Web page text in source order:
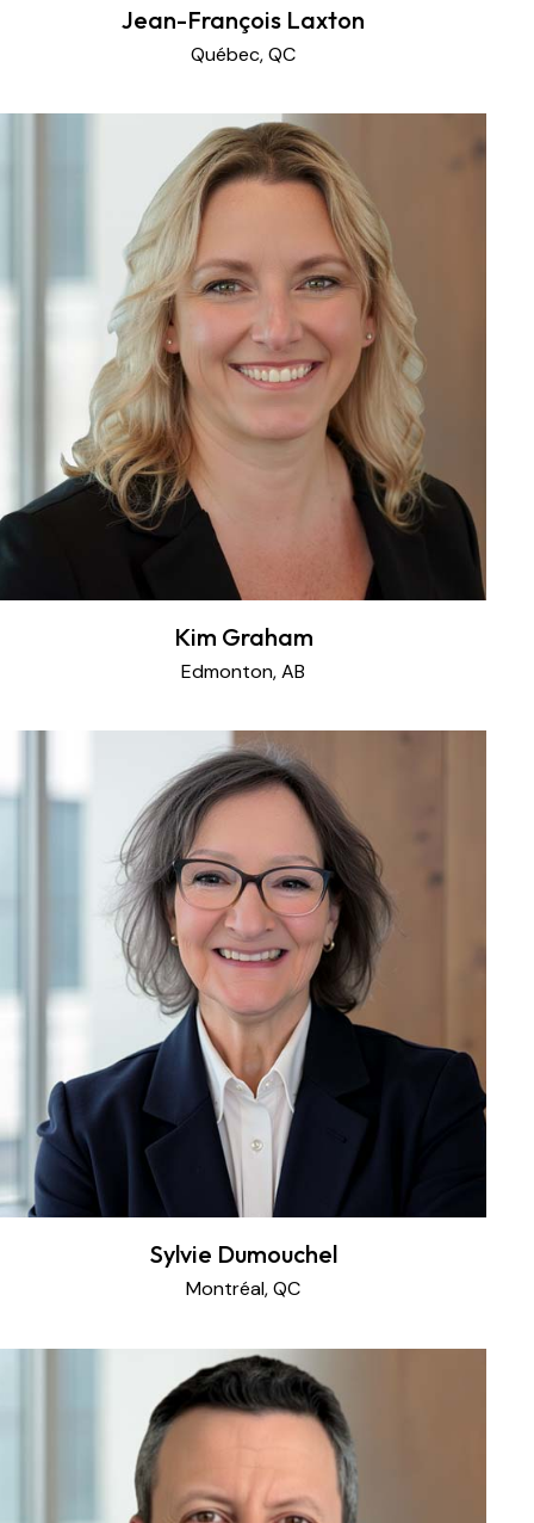
Jean-François Laxton
Québec, QC
Kim Graham
Edmonton, AB
Sylvie Dumouchel
Montréal, QC